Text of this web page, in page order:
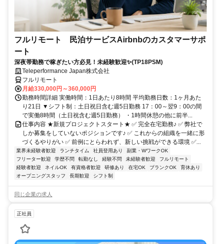
フルリモート 民泊サービスAirbnbのカスタマーサポ
ート
深夜帯勤務で稼ぎたい方必見！未経験歓迎✨(TP18PSM)
Teleperformance Japan株式会社
フルリモート
月給330,000円～360,000円
勤務時間詳細 実働時間：1日あたり8時間 平均勤務日数：1ヶ月あた
り21日 ▼シフト制：土日祝日含む週5日勤務 17：00～翌9：00の間
で実働8時間（土日祝含む週5日勤務） ・1時間休憩の他に前半...
仕事内容 ★新規プロジェクトスタート★ ✅ 完全在宅勤務♪ ✅ 弊社で
しか募集をしていないポジションです♪ ✅ これからの組織を一緒に形
づくるやりがい ✅ 前例にとらわれず、新しい挑戦ができる環境 ✅...
業界未経験者歓迎 ランチタイム 社員登用あり
副業・WワークOK
フリーター歓迎
学歴不問 転勤なし 経験不問 未経験者歓迎
フルリモート
経験者歓迎
ネイルOK 有資格者歓迎 研修あり 在宅OK ブランクOK
育休あり
オープニングスタッフ
長期歓迎 シフト制
同じ企業の求人
正社員